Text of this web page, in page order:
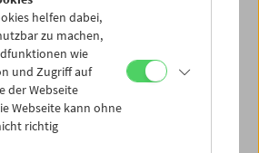
helfen dabei,
zu machen,
wie
und Zugriff auf
der Webseite
Webseite kann ohne
richtig